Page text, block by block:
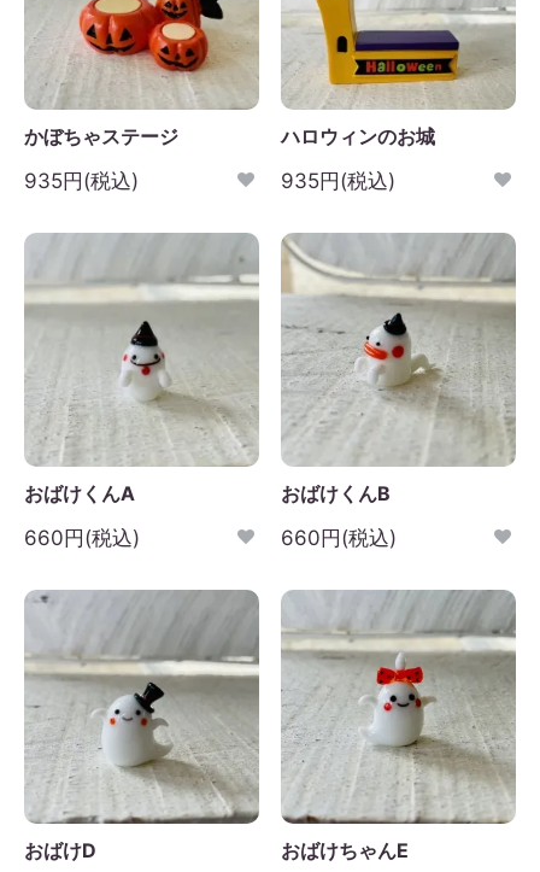
かぼちゃステージ
935円(税込)
ハロウィンのお城
935円(税込)
おばけくんA
660円(税込)
おばけくんB
660円(税込)
おばけD
おばけちゃんE